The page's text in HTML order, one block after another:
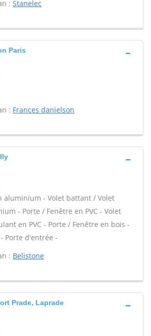
: Stanelec
Paris
: Frances danielson
aluminium - Volet battant / Volet
- Porte / Fenêtre en PVC - Volet
en PVC - Porte / Fenêtre en bois -
Porte d'entrée -
: Belistone
Prade, Laprade